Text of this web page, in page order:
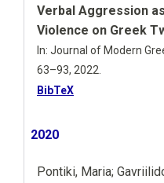
Verbal Aggression
Violence on Greek
In: Journal of Modern
63–93, 2022
BibTeX
2020
Pontiki, Maria;